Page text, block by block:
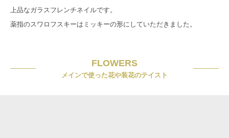
上品なガラスフレンチネイルです。
薬指のスワロフスキーはミッキーの形にしていただきました。
FLOWERS
メインで使った花や装花のテイスト